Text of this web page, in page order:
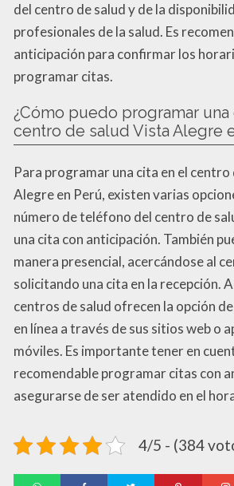
del centro de salud y de la
profesionales de la salud. Es
anticipación para confirmar los
programar citas.
¿Cómo puedo programar
centro de salud Vista Alegre
Para programar una cita en el centro
Alegre en Perú, existen varias
número de teléfono del centro de
una cita con anticipación. También
manera presencial, acercándose al
solicitando una cita en la recepción.
centros de salud ofrecen la opción
en línea a través de sus sitios web o
móviles. Es importante tener en
recomendable programar citas con
asegurarse de ser atendido en el
4/5 - (384